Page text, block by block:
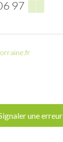
97 ▒▒
une erreur